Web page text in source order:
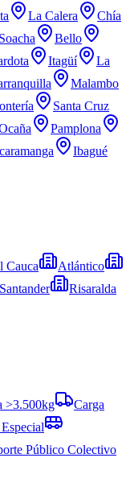
La Calera
Chía
Soacha
Bello
Itagüí
La
Malambo
Santa Cruz
Pamplona
Ibagué
Cauca
Atlántico
Risaralda
>3.500kg
Carga
Público Colectivo